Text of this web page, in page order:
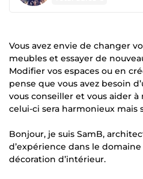
Vous avez envie de changer
meubles et essayer de
Modifier vos espaces ou en
pense que vous avez besoin
vous conseiller et vous aider
celui-ci sera harmonieux mais
Bonjour, je suis SamB,
d’expérience dans le
décoration d’intérieur.